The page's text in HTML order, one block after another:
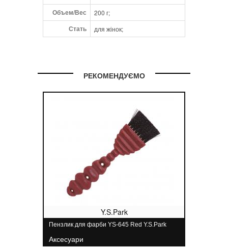
Объем/Вес 200 г;
Стать для жінок;
РЕКОМЕНДУЄМО
Y.S.Park
Пензлик для фарби YS-645 Red Y.S.Park
Аксесуари